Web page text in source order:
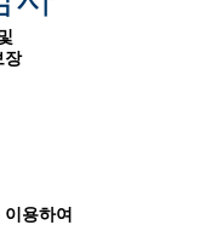
장
용하여